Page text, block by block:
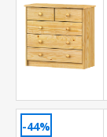
-44%